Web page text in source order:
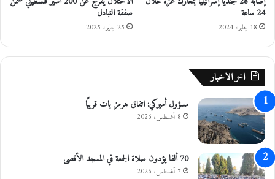
ي
ر
ي
ص
24 ساعة
18 يناير، 2024
صفقة التبادل
25 يناير، 2025
اخر الاخبار
مسؤول أميركي: اتفاق هرمز بات قريبًا
8 أغسطس، 2026
70 ألفا يؤدون صلاة الجمعة في المسجد الأقصى
7 أغسطس، 2026